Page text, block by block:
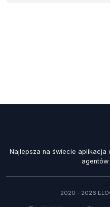
Najlepsza na świecie aplikacja
agentów
2020 - 2026